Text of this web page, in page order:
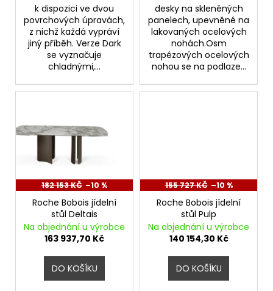
k dispozici ve dvou
povrchových úpravách,
z nichž každá vypráví
jiný příběh. Verze Dark
se vyznačuje
chladnými,...
desky na skleněných
panelech, upevněné na
lakovaných ocelových
nohách.Osm
trapézových ocelových
nohou se na podlaze...
182 153 KČ –10 %
Roche Bobois jídelní
stůl Deltais
Na objednání u výrobce
163 937,70 Kč
DO KOŠÍKU
155 727 KČ –10 %
Roche Bobois jídelní
stůl Pulp
Na objednání u výrobce
140 154,30 Kč
DO KOŠÍKU